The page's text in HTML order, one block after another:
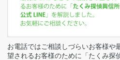
お電話ではご相談しづらいお客様や
望されるお客様のために「たくみ探